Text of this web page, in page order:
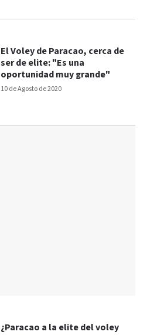
10 de Agosto de 2020
El Voley de Paracao, cerca de
ser de elite: "Es una
oportunidad muy grande"
¿Paracao a la elite del voley